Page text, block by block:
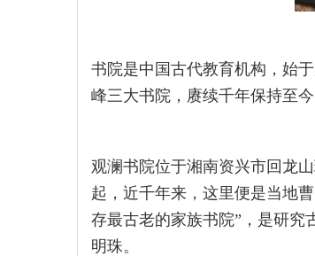
书院是中国古代教育机构，始
峰三大书院，赓续千年保持至今
观澜书院位于湘南资兴市回龙
起，近千年来，这里便是当地
存最古老的家族书院”，是研究
明珠。